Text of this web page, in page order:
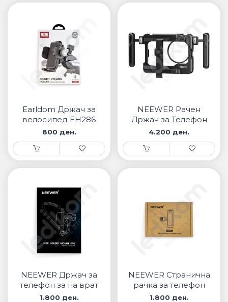
Earldom Држач за
велосипед EH286
800 ден.
NEEWER Рачен
Држач за Телефон
4.200 ден.
NEEWER Држач за
телефон за на врат
1.800 ден.
NEEWER Странична
рачка за телефон
PA005E
1.800 ден.